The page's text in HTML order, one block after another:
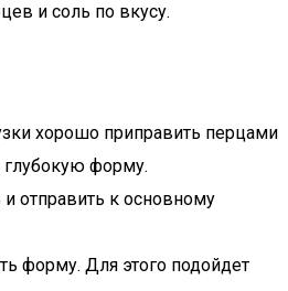
и соль по вкусу.
хорошо приправить перцами
форму.
отправить к основному
форму. Для этого подойдет